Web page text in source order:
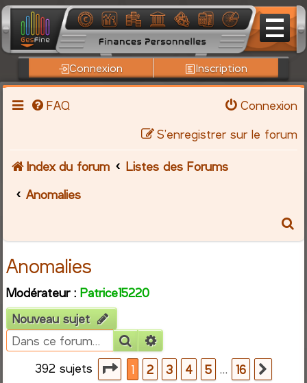
Connexion Inscription
FAQ
Connexion
S’enregistrer sur le forum
Index du forum
Listes des Forums
Anomalies
Anomalies
Modérateur : Patrice15220
Nouveau sujet
Rechercher
392 sujets
Page1sur 16
1 2 3 4 5 … 16